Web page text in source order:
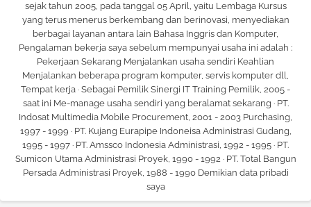
sejak tahun 2005, pada tanggal 05 April, yaitu Lembaga Kursus
yang terus menerus berkembang dan berinovasi, menyediakan
berbagai layanan antara lain Bahasa Inggris dan Komputer,
Pengalaman bekerja saya sebelum mempunyai usaha ini adalah :
Pekerjaan Sekarang Menjalankan usaha sendiri Keahlian
Menjalankan beberapa program komputer, servis komputer dll,
Tempat kerja · Sebagai Pemilik Sinergi IT Training Pemilik, 2005 -
saat ini Me-manage usaha sendiri yang beralamat sekarang · PT.
Indosat Multimedia Mobile Procurement, 2001 - 2003 Purchasing,
1997 - 1999 · PT. Kujang Eurapipe Indoneisa Administrasi Gudang,
1995 - 1997 · PT. Amssco Indonesia Administrasi, 1992 - 1995 · PT.
Sumicon Utama Administrasi Proyek, 1990 - 1992 · PT. Total Bangun
Persada Administrasi Proyek, 1988 - 1990 Demikian data pribadi
saya